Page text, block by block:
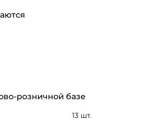
розничной базе
13 шт.